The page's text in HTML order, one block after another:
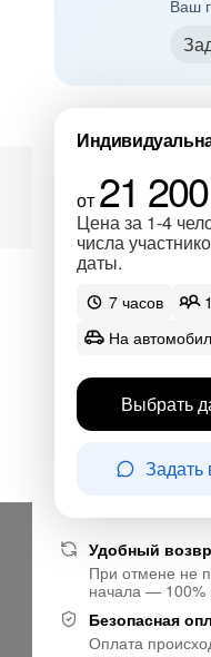
Ваш
от 21
Цена за 1-4
числа
даты.
7 часов
На
Выбрать
Задать
Удобный
При отмене не
начала — 100%
Безопасная
Оплата